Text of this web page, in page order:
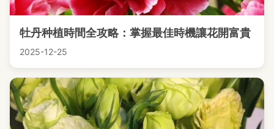
牡丹种植時間全攻略：掌握最佳時機讓花開富貴
2025-12-25